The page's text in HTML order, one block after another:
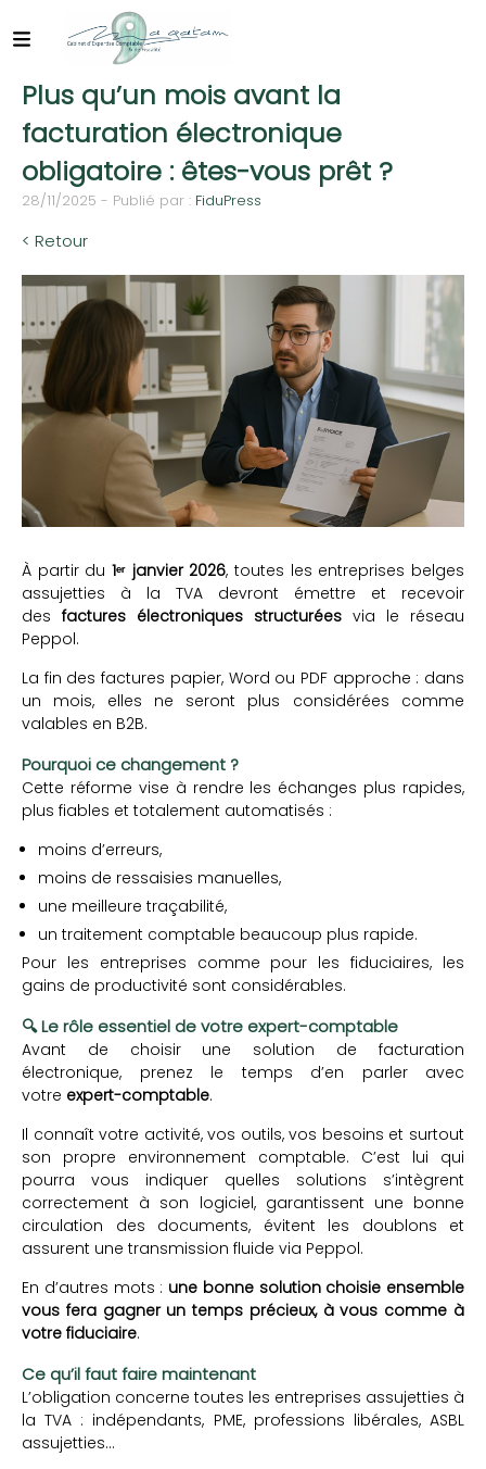
Plus qu’un mois avant la
facturation électronique
obligatoire : êtes-vous prêt ?
28/11/2025 - Publié par : FiduPress
< Retour
À partir du 1ᵉʳ janvier 2026, toutes les entreprises belges
assujetties à la TVA devront émettre et recevoir
des factures électroniques structurées via le réseau
Peppol.
La fin des factures papier, Word ou PDF approche : dans
un mois, elles ne seront plus considérées comme
valables en B2B.
Pourquoi ce changement ?
Cette réforme vise à rendre les échanges plus rapides,
plus fiables et totalement automatisés :
moins d’erreurs,
moins de ressaisies manuelles,
une meilleure traçabilité,
un traitement comptable beaucoup plus rapide.
Pour les entreprises comme pour les fiduciaires, les
gains de productivité sont considérables.
🔍 Le rôle essentiel de votre expert-comptable
Avant de choisir une solution de facturation
électronique, prenez le temps d’en parler avec
votre expert-comptable.
Il connaît votre activité, vos outils, vos besoins et surtout
son propre environnement comptable. C’est lui qui
pourra vous indiquer quelles solutions s’intègrent
correctement à son logiciel, garantissent une bonne
circulation des documents, évitent les doublons et
assurent une transmission fluide via Peppol.
En d’autres mots : une bonne solution choisie ensemble
vous fera gagner un temps précieux, à vous comme à
votre fiduciaire.
Ce qu’il faut faire maintenant
L’obligation concerne toutes les entreprises assujetties à
la TVA : indépendants, PME, professions libérales, ASBL
assujetties…